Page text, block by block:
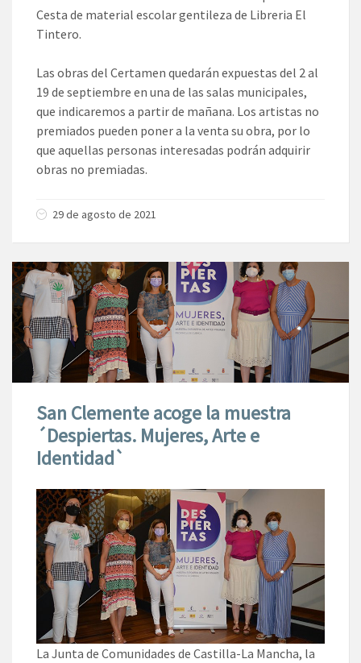
Cesta de material escolar gentileza de Libreria El
Tintero.
Las obras del Certamen quedarán expuestas del 2 al
19 de septiembre en una de las salas municipales,
que indicaremos a partir de mañana. Los artistas no
premiados pueden poner a la venta su obra, por lo
que aquellas personas interesadas podrán adquirir
obras no premiadas.
29 de agosto de 2021
San Clemente acoge la muestra
´Despiertas. Mujeres, Arte e
Identidad`
La Junta de Comunidades de Castilla-La Mancha, la